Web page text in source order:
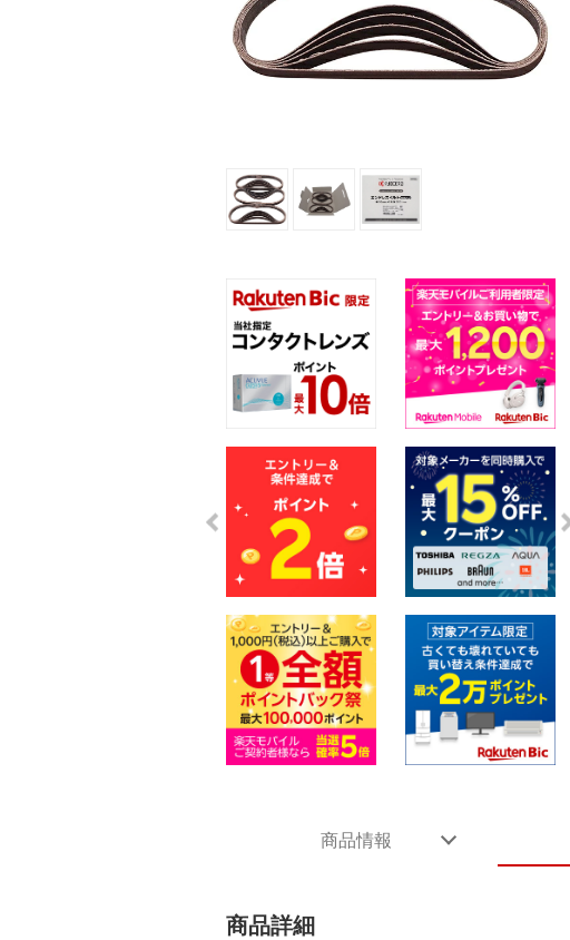
商品情報
商品詳細